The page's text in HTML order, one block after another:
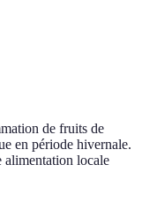
de fruits de
en période hivernale.
alimentation locale